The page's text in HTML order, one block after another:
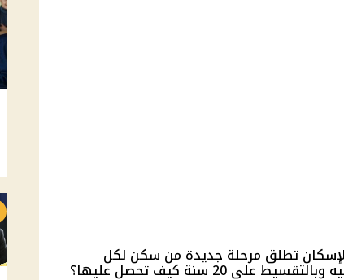
تطلق مرحلة جديدة من سكن لكل